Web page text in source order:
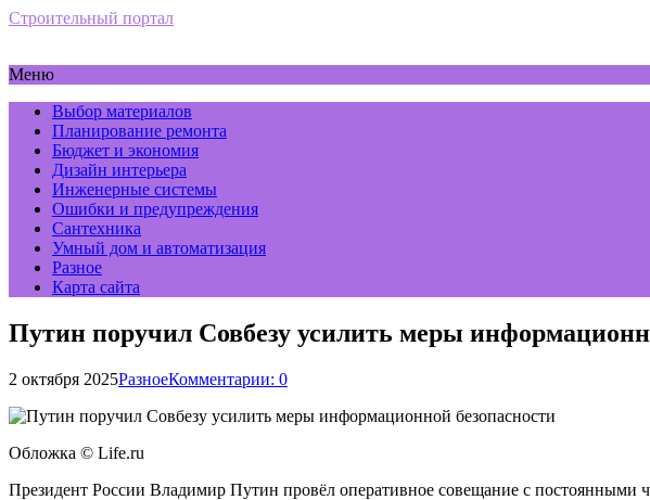
Строительный портал
Меню
Выбор материалов
Планирование ремонта
Бюджет и экономия
Дизайн интерьера
Инженерные системы
Ошибки и предупреждения
Сантехника
Умный дом и автоматизация
Разное
Карта сайта
Путин поручил Совбезу усилить меры
2 октября 2025РазноеКомментарии: 0
Обложка © Life.ru
Президент России Владимир Путин провёл оперативное совещание с